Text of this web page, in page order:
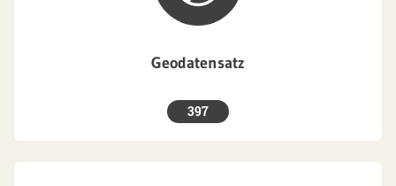
Geodatensatz
397